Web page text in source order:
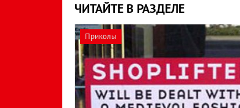
ЧИТАЙТЕ В РАЗДЕЛЕ
Приколы